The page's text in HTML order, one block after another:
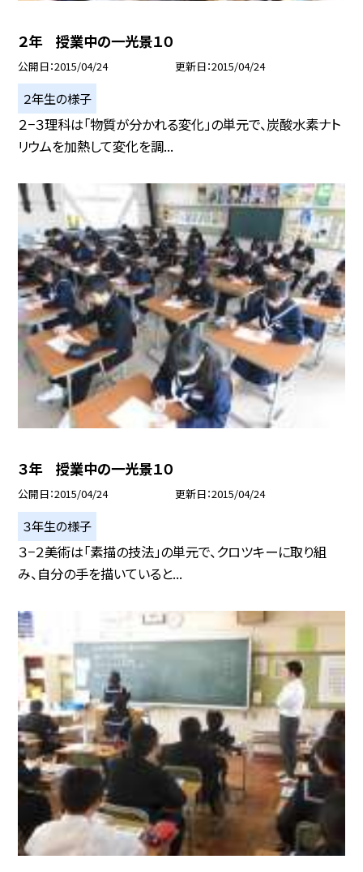
２年 授業中の一光景１０
公開日 2015/04/24 更新日 2015/04/24
２年生の様子
２−３理科は「物質が分かれる変化」の単元で、炭酸水素ナト
リウムを加熱して変化を調...
３年 授業中の一光景１０
公開日 2015/04/24 更新日 2015/04/24
３年生の様子
３−２美術は「素描の技法」の単元で、クロツキーに取り組
み、自分の手を描いていると...